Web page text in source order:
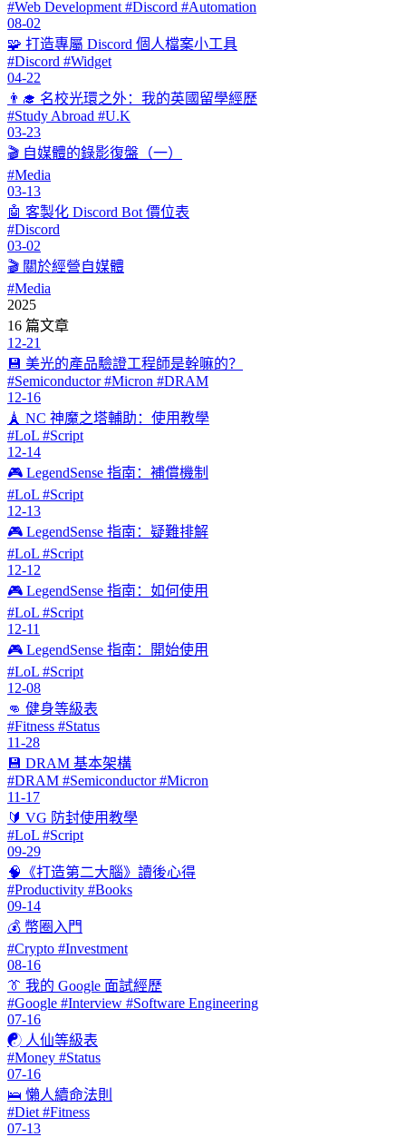
#Web Development #Discord #Automation
08-02
🧩 打造專屬 Discord 個人檔案小工具
#Discord #Widget
04-22
👨‍🎓 名校光環之外：我的英國留學經歷
#Study Abroad #U.K
03-23
🎬 自媒體的錄影復盤（一）
#Media
03-13
🤖 客製化 Discord Bot 價位表
#Discord
03-02
🎬 關於經營自媒體
#Media
2025
16 篇文章
12-21
💾 美光的產品驗證工程師是幹嘛的？
#Semiconductor #Micron #DRAM
12-16
🗼 NC 神魔之塔輔助：使用教學
#LoL #Script
12-14
🎮 LegendSense 指南：補償機制
#LoL #Script
12-13
🎮 LegendSense 指南：疑難排解
#LoL #Script
12-12
🎮 LegendSense 指南：如何使用
#LoL #Script
12-11
🎮 LegendSense 指南：開始使用
#LoL #Script
12-08
👊 健身等級表
#Fitness #Status
11-28
💾 DRAM 基本架構
#DRAM #Semiconductor #Micron
11-17
🔰 VG 防封使用教學
#LoL #Script
09-29
🧠《打造第二大腦》讀後心得
#Productivity #Books
09-14
💰 幣圈入門
#Crypto #Investment
08-16
👔 我的 Google 面試經歷
#Google #Interview #Software Engineering
07-16
☯ 人仙等級表
#Money #Status
07-16
🛌 懶人續命法則
#Diet #Fitness
07-13